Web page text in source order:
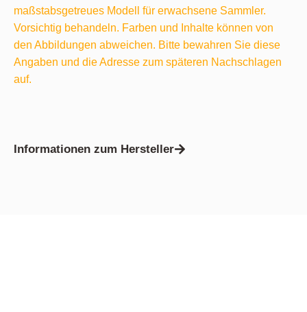
maßstabsgetreues Modell für erwachsene Sammler.
Vorsichtig behandeln. Farben und Inhalte können von
den Abbildungen abweichen. Bitte bewahren Sie diese
Angaben und die Adresse zum späteren Nachschlagen
auf.
Informationen zum Hersteller